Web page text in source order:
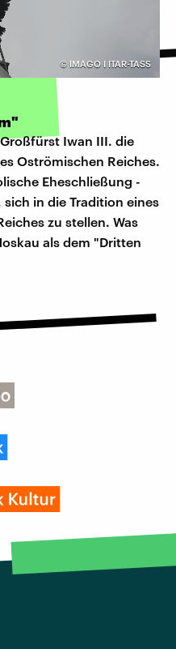
© IMAGO I ITAR-TASS
Iwan III. die
Oströmischen Reiches.
Eheschließung -
in die Tradition eines
zu stellen. Was
als dem "Dritten